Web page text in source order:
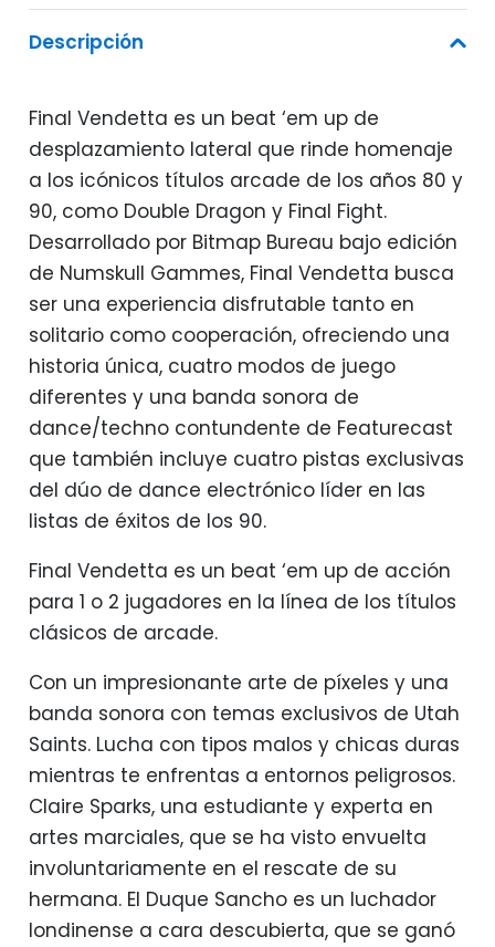
Descripción
Final Vendetta es un beat ‘em up de
desplazamiento lateral que rinde homenaje
a los icónicos títulos arcade de los años 80 y
90, como Double Dragon y Final Fight.
Desarrollado por Bitmap Bureau bajo edición
de Numskull Gammes, Final Vendetta busca
ser una experiencia disfrutable tanto en
solitario como cooperación, ofreciendo una
historia única, cuatro modos de juego
diferentes y una banda sonora de
dance/techno contundente de Featurecast
que también incluye cuatro pistas exclusivas
del dúo de dance electrónico líder en las
listas de éxitos de los 90.
Final Vendetta es un beat ‘em up de acción
para 1 o 2 jugadores en la línea de los títulos
clásicos de arcade.
Con un impresionante arte de píxeles y una
banda sonora con temas exclusivos de Utah
Saints. Lucha con tipos malos y chicas duras
mientras te enfrentas a entornos peligrosos.
Claire Sparks, una estudiante y experta en
artes marciales, que se ha visto envuelta
involuntariamente en el rescate de su
hermana. El Duque Sancho es un luchador
londinense a cara descubierta, que se ganó